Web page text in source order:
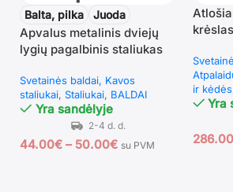
Balta, pilka Juoda
Apvalus metalinis dviejų
lygių pagalbinis staliukas
Svetainės baldai Kavos
staliukai Staliukai BALDAI
Yra sandėlyje
44.00€ – 50.00€ su PVM
ir kėdės
Yra
286.00